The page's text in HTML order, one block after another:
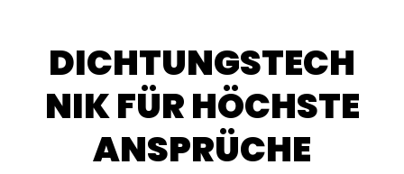
DICHTUNGSTECH
NIK FÜR HÖCHSTE
ANSPRÜCHE